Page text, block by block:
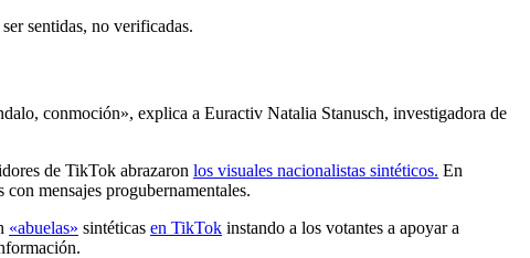
sentidas, no verificadas.
conmoción», explica a Euractiv Natalia Stanusch, investigadora de
de TikTok abrazaron los visuales nacionalistas sintéticos. En
mensajes progubernamentales.
«abuelas» sintéticas en TikTok instando a los votantes a apoyar a